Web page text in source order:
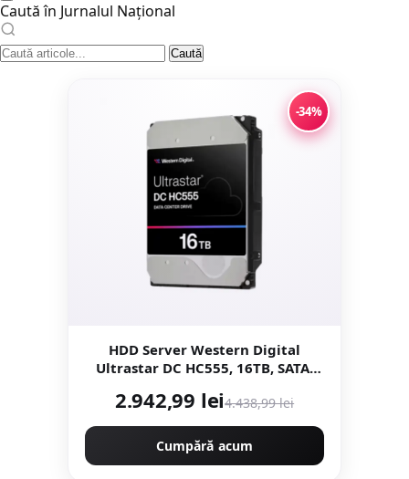
Caută în Jurnalul Național
Caută
-34%
HDD Server Western Digital
Ultrastar DC HC555, 16TB, SATA,
2.942,99 lei4.438,99 lei
Cumpără acum